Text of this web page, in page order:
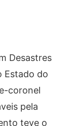
Desastres
Estado do
coronel
pela
teve o